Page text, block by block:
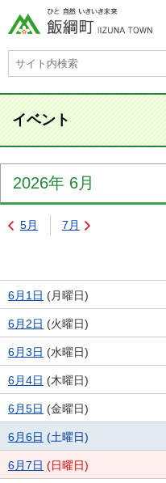
イベント
2026年 6月
5月 7月
6月1日 (月曜日)
6月2日 (火曜日)
6月3日 (水曜日)
6月4日 (木曜日)
6月5日 (金曜日)
6月6日 (土曜日)
6月7日 (日曜日)